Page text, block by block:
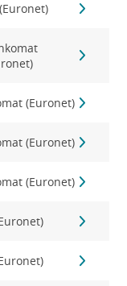
(Euronet)
(Euronet)
(Euronet)